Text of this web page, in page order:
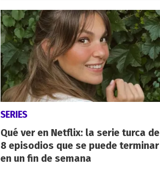
SERIES
Qué ver en Netflix: la serie turca de
8 episodios que se puede terminar
en un fin de semana